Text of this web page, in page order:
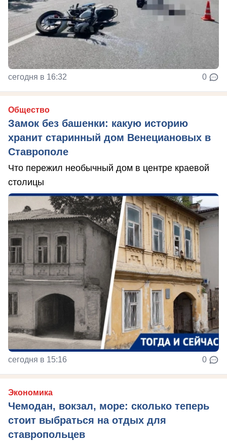
сегодня в 16:32 0
Общество
Замок без башенки: какую историю
хранит старинный дом Венециановых в
Ставрополе
Что пережил необычный дом в центре краевой
столицы
сегодня в 15:16 0
Экономика
Чемодан, вокзал, море: сколько теперь
стоит выбраться на отдых для
ставропольцев